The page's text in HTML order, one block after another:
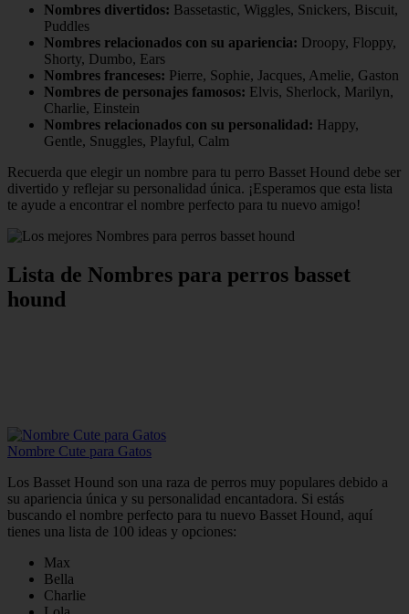
Nombres divertidos: Bassetastic, Wiggles, Snickers, Biscuit,
Puddles
Nombres relacionados con su apariencia: Droopy, Floppy,
Shorty, Dumbo, Ears
Nombres franceses: Pierre, Sophie, Jacques, Amelie, Gaston
Nombres de personajes famosos: Elvis, Sherlock, Marilyn,
Charlie, Einstein
Nombres relacionados con su personalidad: Happy,
Gentle, Snuggles, Playful, Calm
Recuerda que elegir un nombre para tu perro Basset Hound debe ser
divertido y reflejar su personalidad única. ¡Esperamos que esta lista
te ayude a encontrar el nombre perfecto para tu nuevo amigo!
Lista de Nombres para perros basset
hound
Nombre Cute para Gatos
Los Basset Hound son una raza de perros muy populares debido a
su apariencia única y su personalidad encantadora. Si estás
buscando el nombre perfecto para tu nuevo Basset Hound, aquí
tienes una lista de 100 ideas y opciones:
Max
Bella
Charlie